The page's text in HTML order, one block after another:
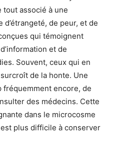
tout associé à une
de peur, et de
qui témoignent
et de
Souvent, ceux qui en
de la honte. Une
fréquemment encore, de
des médecins. Cette
dans le microcosme
est plus difficile à conserver